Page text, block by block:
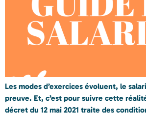
Les modes d’exercices évoluent, le
preuve. Et, c’est pour suivre cette
décret du 12 mai 2021 traite des